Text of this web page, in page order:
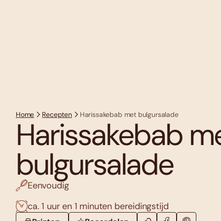
Home Recepten Harissakebab met bulgursalade
Harissakebab
bulgursalade
Eenvoudig
ca. 1 uur en 1 minuten bereidingstijd